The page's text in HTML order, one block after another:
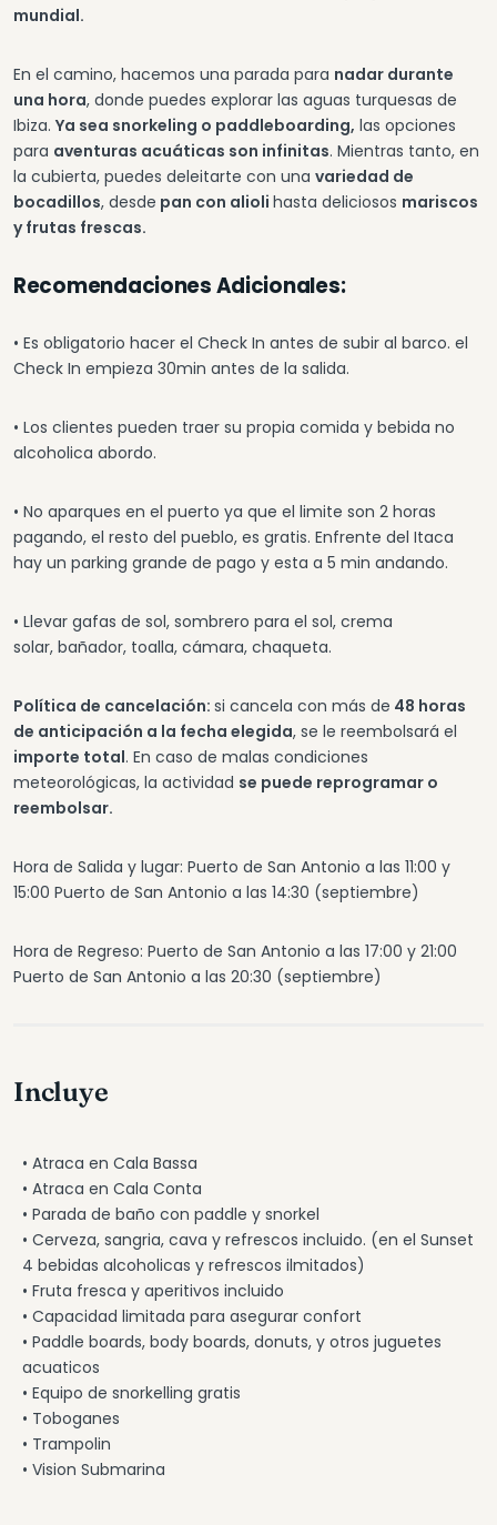
mundial.
En el camino, hacemos una parada para nadar durante
una hora, donde puedes explorar las aguas turquesas de
Ibiza. Ya sea snorkeling o paddleboarding, las opciones
para aventuras acuáticas son infinitas. Mientras tanto, en
la cubierta, puedes deleitarte con una variedad de
bocadillos, desde pan con alioli hasta deliciosos mariscos
y frutas frescas.
Recomendaciones Adicionales:
• Es obligatorio hacer el Check In antes de subir al barco. el
Check In empieza 30min antes de la salida.
• Los clientes pueden traer su propia comida y bebida no
alcoholica abordo.
• No aparques en el puerto ya que el limite son 2 horas
pagando, el resto del pueblo, es gratis. Enfrente del Itaca
hay un parking grande de pago y esta a 5 min andando.
• Llevar gafas de sol, sombrero para el sol, crema
solar, bañador, toalla, cámara, chaqueta.
Política de cancelación: si cancela con más de 48 horas
de anticipación a la fecha elegida, se le reembolsará el
importe total. En caso de malas condiciones
meteorológicas, la actividad se puede reprogramar o
reembolsar.
Hora de Salida y lugar: Puerto de San Antonio a las 11:00 y
15:00 Puerto de San Antonio a las 14:30 (septiembre)
Hora de Regreso: Puerto de San Antonio a las 17:00 y 21:00
Puerto de San Antonio a las 20:30 (septiembre)
Incluye
• Atraca en Cala Bassa
• Atraca en Cala Conta
• Parada de baño con paddle y snorkel
• Cerveza, sangria, cava y refrescos incluido. (en el Sunset
4 bebidas alcoholicas y refrescos ilmitados)
• Fruta fresca y aperitivos incluido
• Capacidad limitada para asegurar confort
• Paddle boards, body boards, donuts, y otros juguetes
acuaticos
• Equipo de snorkelling gratis
• Toboganes
• Trampolin
• Vision Submarina